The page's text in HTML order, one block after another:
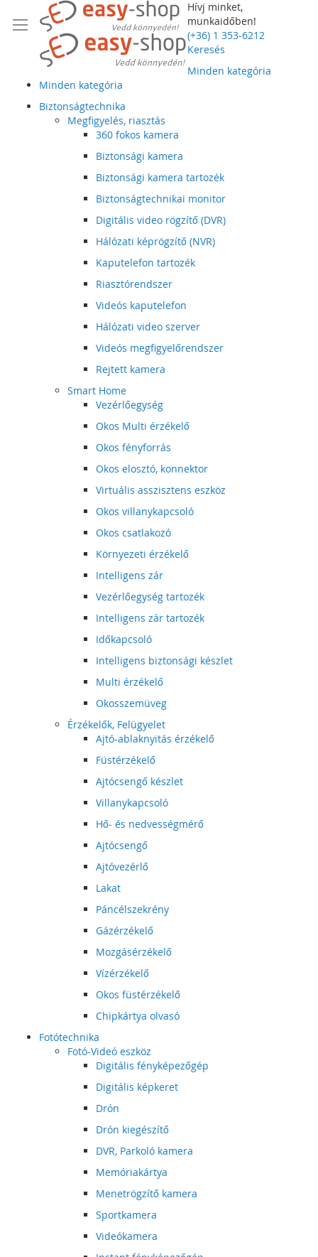
Hívj minket,
munkaidőben!
(+36) 1 353-6212
Keresés
Minden kategória
Minden kategória
Biztonságtechnika
Megfigyelés, riasztás
360 fokos kamera
Biztonsági kamera
Biztonsági kamera tartozék
Biztonságtechnikai monitor
Digitális video rögzítő (DVR)
Hálózati képrögzítő (NVR)
Kaputelefon tartozék
Riasztórendszer
Videós kaputelefon
Hálózati video szerver
Videós megfigyelőrendszer
Rejtett kamera
Smart Home
Vezérlőegység
Okos Multi érzékelő
Okos fényforrás
Okos elosztó, konnektor
Virtuális asszisztens eszköz
Okos villanykapcsoló
Okos csatlakozó
Környezeti érzékelő
Intelligens zár
Vezérlőegység tartozék
Intelligens zár tartozék
Időkapcsoló
Intelligens biztonsági készlet
Multi érzékelő
Okosszemüveg
Érzékelők, Felügyelet
Ajtó-ablaknyitás érzékelő
Füstérzékelő
Ajtócsengő készlet
Villanykapcsoló
Hő- és nedvességmérő
Ajtócsengő
Ajtóvezérlő
Lakat
Páncélszekrény
Gázérzékelő
Mozgásérzékelő
Vízérzékelő
Okos füstérzékelő
Chipkártya olvasó
Fotótechnika
Fotó-Videó eszköz
Digitális fényképezőgép
Digitális képkeret
Drón
Drón kiegészítő
DVR, Parkoló kamera
Memóriakártya
Menetrögzítő kamera
Sportkamera
Videókamera